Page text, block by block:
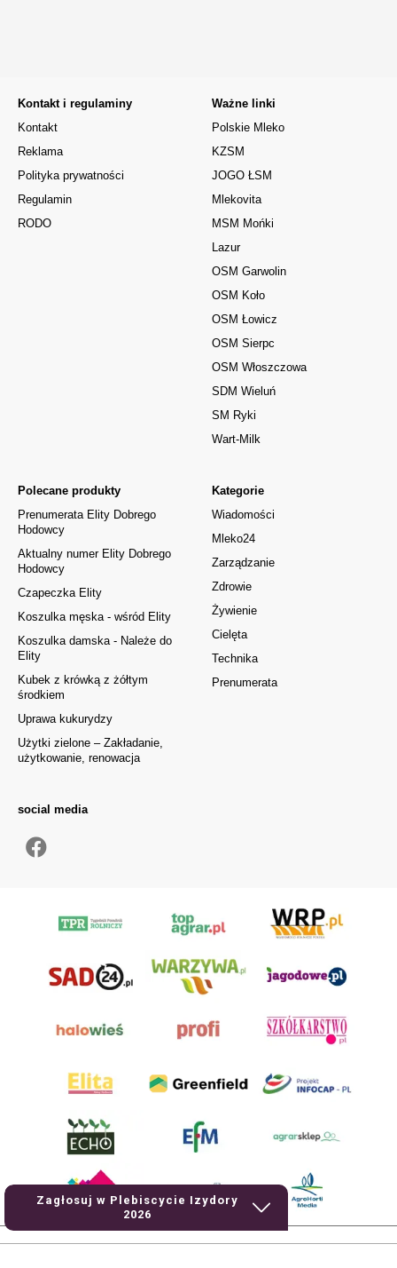
Zagłosuj w Plebiscycie Izydory
2026
Kontakt i regulaminy
Kontakt
Reklama
Polityka prywatności
Regulamin
RODO
Kategorie
Wiadomości
Mleko24
Zarządzanie
Zdrowie
Żywienie
Cielęta
Technika
Prenumerata
Polecane produkty
Prenumerata Elity Dobrego
Hodowcy
Aktualny numer Elity Dobrego
Hodowcy
Czapeczka Elity
Koszulka męska - wśród Elity
Koszulka damska - Należe do
Elity
Kubek z krówką z żółtym
środkiem
Uprawa kukurydzy
Użytki zielone – Zakładanie,
użytkowanie, renowacja
Ważne linki
Polskie Mleko
KZSM
JOGO ŁSM
Mlekovita
MSM Mońki
Lazur
OSM Garwolin
OSM Koło
OSM Łowicz
OSM Sierpc
OSM Włoszczowa
SDM Wieluń
SM Ryki
Wart-Milk
social media